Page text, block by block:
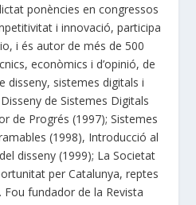
ponències en congressos
i innovació, participa
i és autor de més de 500
econòmics i d’opinió, de
disseny, sistemes digitals i
de Sistemes Digitals
de Progrés (1997); Sistemes
(1998), Introducció al
disseny (1999); La Societat
per Catalunya, reptes
fundador de la Revista